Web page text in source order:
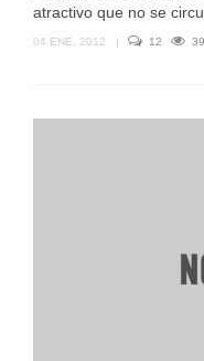
atractivo que no se
04 ENE, 2012 | 12